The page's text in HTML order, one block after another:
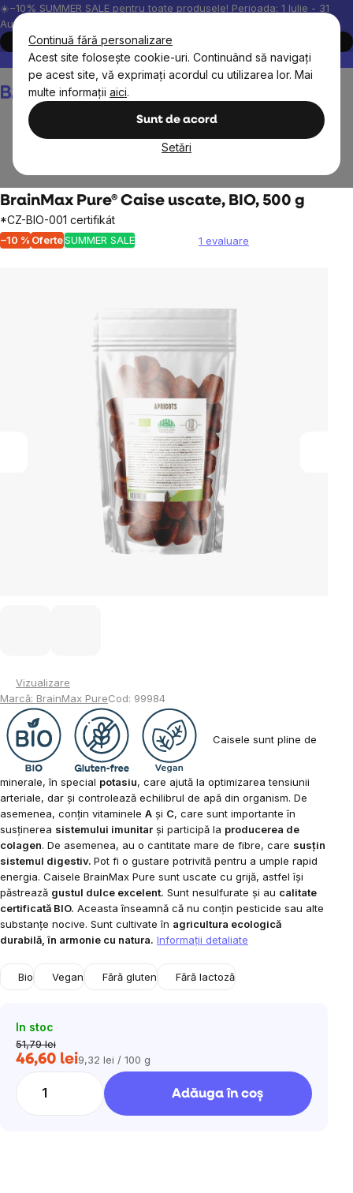
Continuă fără personalizare
Acest site folosește cookie-uri. Continuând să navigați
pe acest site, vă exprimați acordul cu utilizarea lor. Mai
multe informații aici.
Sunt de acord
Setări
Treci
la
conținut
☀️−10% SUMMER SALE pentru toate produsele! Perioada: 1 Iulie - 31
August, 2026.
Cumpără acum
Peste 200.000 de recenzii verificate
Produsele noastre sunt
Coş
de
BrainMax Pure® Caise uscate, BIO, 500 g
*CZ-BIO-001 certifikát
–10 % OferteSUMMER SALE
Evaluarea
din
5
stele.
1 evaluare
Vizualizare
Marcă: BrainMax PureCod: 99984
Caisele sunt pline de
minerale, în special potasiu, care ajută la optimizarea tensiunii
arteriale, dar și controlează echilibrul de apă din organism. De
asemenea, conțin vitaminele A și C, care sunt importante în
susținerea sistemului imunitar și participă la producerea de
colagen. De asemenea, au o cantitate mare de fibre, care susțin
sistemul digestiv. Pot fi o gustare potrivită pentru a umple rapid
energia. Caisele BrainMax Pure sunt uscate cu grijă, astfel își
păstrează gustul dulce excelent. Sunt nesulfurate și au calitate
certificată BIO. Aceasta înseamnă că nu conțin pesticide sau alte
substanțe nocive. Sunt cultivate în agricultura ecologică
durabilă, în armonie cu natura. Informaţii detaliate
Bio Vegan Fără gluten Fără lactoză
In stoc
51,79 lei
46,60 leiEvaluare
9,32 lei / 100 g
Adăuga în coş